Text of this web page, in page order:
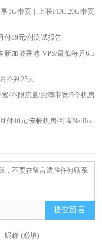
1G带宽 | 上联FDC 20G带宽
付89元/付测试报告
新加坡香港 VPS/最低每月6.5
不到25元
宽/不限流量/跑满带宽/5个机房
付40元/安畅机房/可看Netflix
提交留言
昵称 (必填)